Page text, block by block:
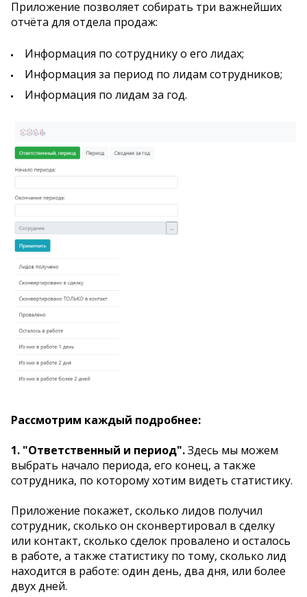
Приложение позволяет собирать три важнейших
отчёта для отдела продаж:
Информация по сотруднику о его лидах;
Информация за период по лидам сотрудников;
Информация по лидам за год.
Рассмотрим каждый подробнее:
1. "Ответственный и период".Здесь мы можем
выбрать начало периода, его конец, а также
сотрудника, по которому хотим видеть статистику.
Приложение покажет, сколько лидов получил
сотрудник, сколько он сконвертировал в сделку
или контакт, сколько сделок провалено и осталось
в работе, а также статистику по тому, сколько лид
находится в работе: один день, два дня, или более
двух дней.